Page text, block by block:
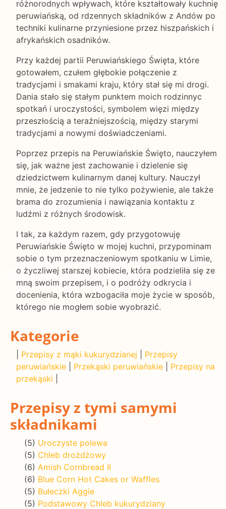
różnorodnych wpływach, które kształtowały kuchnię
peruwiańską, od rdzennych składników z Andów po
techniki kulinarne przyniesione przez hiszpańskich i
afrykańskich osadników.
Przy każdej partii Peruwiańskiego Święta, które
gotowałem, czułem głębokie połączenie z
tradycjami i smakami kraju, który stał się mi drogi.
Dania stało się stałym punktem moich rodzinnyc
spotkań i uroczystości, symbolem więzi między
przeszłością a teraźniejszością, między starymi
tradycjami a nowymi doświadczeniami.
Poprzez przepis na Peruwiańskie Święto, nauczyłem
się, jak ważne jest zachowanie i dzielenie się
dziedzictwem kulinarnym danej kultury. Nauczył
mnie, że jedzenie to nie tylko pożywienie, ale także
brama do zrozumienia i nawiązania kontaktu z
ludźmi z różnych środowisk.
I tak, za każdym razem, gdy przygotowuję
Peruwiańskie Święto w mojej kuchni, przypominam
sobie o tym przeznaczeniowym spotkaniu w Limie,
o życzliwej starszej kobiecie, która podzieliła się ze
mną swoim przepisem, i o podróży odkrycia i
docenienia, która wzbogaciła moje życie w sposób,
którego nie mogłem sobie wyobrazić.
Kategorie
Przepisy z mąki kukurydzianej
Przepisy
peruwiańskie
Przekąski peruwiańskie
Przepisy na
przekąski
Przepisy z tymi samymi
składnikami
(5) Uroczyste polewa
(5) Chleb drożdżowy
(6) Amish Cornbread II
(6) Blue Corn Hot Cakes or Waffles
(5) Bułeczki Aggie
(5) Podstawowy Chleb kukurydziany